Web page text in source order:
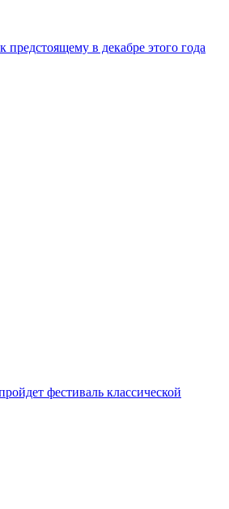
в декабре этого года
фестиваль классической